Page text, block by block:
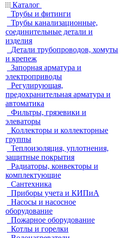
Каталог
Трубы и фитинги
Трубы канализационные,
соединительные детали и
изделия
Детали трубопроводов, хомуты
и крепеж
Запорная арматура и
электроприводы
Регулирующая,
предохранительная арматура и
автоматика
Фильтры, грязевики и
элеваторы
Коллекторы и коллекторные
группы
Теплоизоляция, уплотнения,
защитные покрытия
Радиаторы, конвекторы и
комплектующие
Сантехника
Приборы учета и КИПиА
Насосы и насосное
оборудование
Пожарное оборудование
Котлы и горелки